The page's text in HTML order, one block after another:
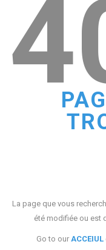
La page que vous
été modifiée ou est
Go to our ACCEIUL